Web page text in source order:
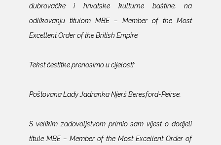
dubrovačke i hrvatske kulturne baštine, na
odlikovanju titulom MBE – Member of the Most
Excellent Order of the British Empire.
Tekst čestitke prenosimo u cijelosti:
Poštovana Lady Jadranka Njerš Beresford-Peirse,
S velikim zadovoljstvom primio sam vijest o dodjeli
titule MBE – Member of the Most Excellent Order of